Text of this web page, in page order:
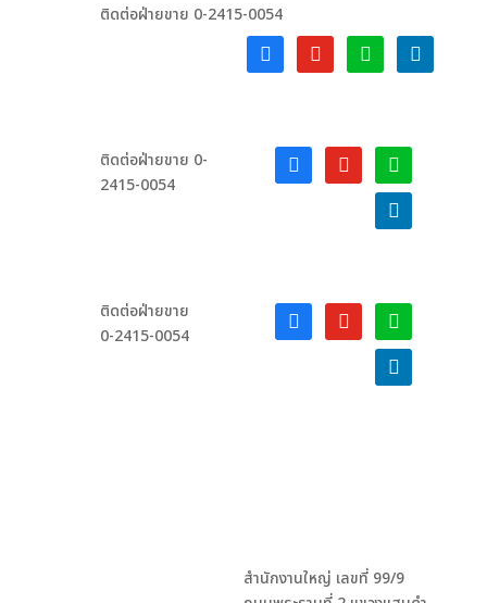
ติดต่อฝ่ายขาย 0-2415-0054
facebook-
alt
youtube line linkedin
ติดต่อฝ่ายขาย 0-
2415-0054
facebook-
alt
youtube line
linkedin
ติดต่อฝ่ายขาย
0-2415-0054
facebook-
alt
youtube line
linkedin
สำนักงานใหญ่ เลขที่ 99/9